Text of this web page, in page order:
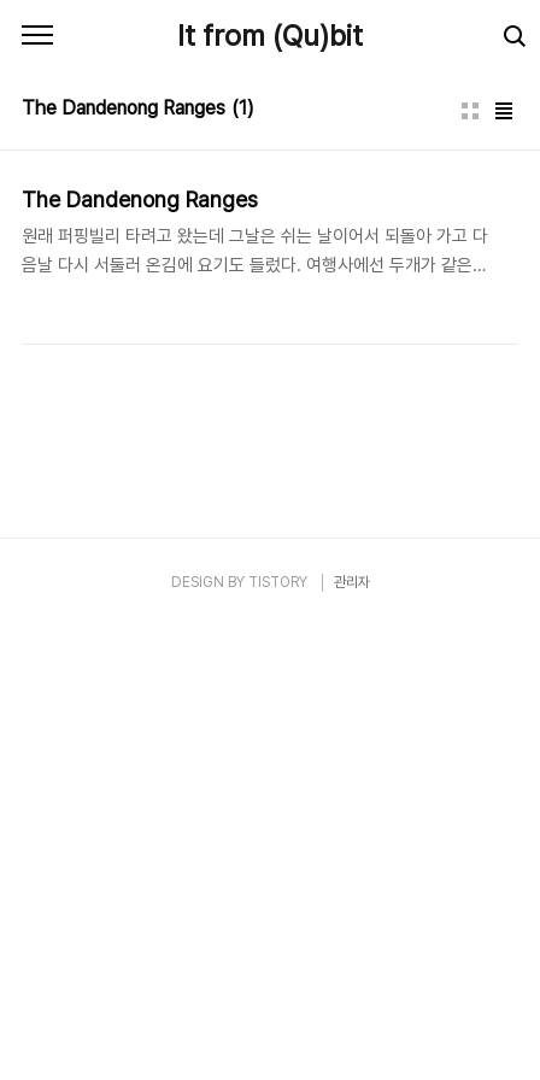
It from (Qu)bit
The Dandenong Ranges (1)
The Dandenong Ranges
원래 퍼핑빌리 타려고 왔는데 그날은 쉬는 날이어서 되돌아 가고 다
음날 다시 서둘러 온김에 요기도 들렀다. 여행사에선 두개가 같은날
DESIGN BY TISTORY 관리자